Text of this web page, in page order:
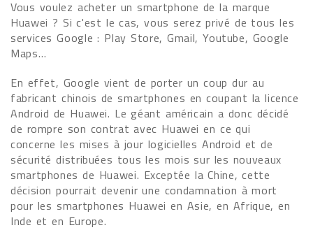
Vous voulez acheter un smartphone de la marque
Huawei ? Si c'est le cas, vous serez privé de tous les
services Google : Play Store, Gmail, Youtube, Google
Maps…
En effet, Google vient de porter un coup dur au
fabricant chinois de smartphones en coupant la licence
Android de Huawei. Le géant américain a donc décidé
de rompre son contrat avec Huawei en ce qui
concerne les mises à jour logicielles Android et de
sécurité distribuées tous les mois sur les nouveaux
smartphones de Huawei. Exceptée la Chine, cette
décision pourrait devenir une condamnation à mort
pour les smartphones Huawei en Asie, en Afrique, en
Inde et en Europe.